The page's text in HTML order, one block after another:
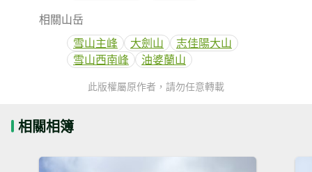
相關山岳
雪山主峰
大劍山
志佳陽大山
雪山西南峰
油婆蘭山
此版權屬原作者，請勿任意轉載
相關相簿